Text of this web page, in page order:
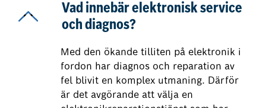
Vad innebär elektronisk service
och diagnos?
Med den ökande tilliten på elektronik i
fordon har diagnos och reparation av
fel blivit en komplex utmaning. Därför
är det avgörande att välja en